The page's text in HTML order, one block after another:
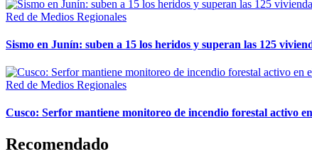
Red de Medios Regionales
Sismo en Junín: suben a 15 los heridos y superan las 125
Red de Medios Regionales
Cusco: Serfor mantiene monitoreo de incendio forestal activo
Recomendado